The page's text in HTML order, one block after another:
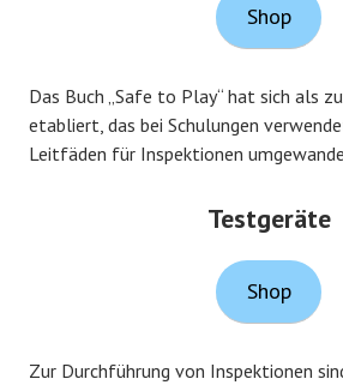
Shop
Das Buch „Safe to Play“ hat sich als
etabliert, das bei Schulungen
Leitfäden für Inspektionen
Testgeräte
Shop
Zur Durchführung von Inspektionen